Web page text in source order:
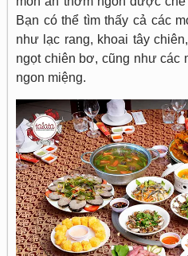
Bạn có thể tìm thấy cả các
như lạc rang, khoai tây
ngọt chiên bơ, cũng như các
ngon miệng.